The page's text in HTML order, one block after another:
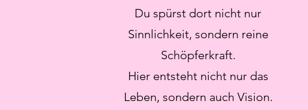
Du spürst dort nicht nur
Sinnlichkeit, sondern reine
Schöpferkraft.
Hier entsteht nicht nur das
Leben, sondern auch Vision.